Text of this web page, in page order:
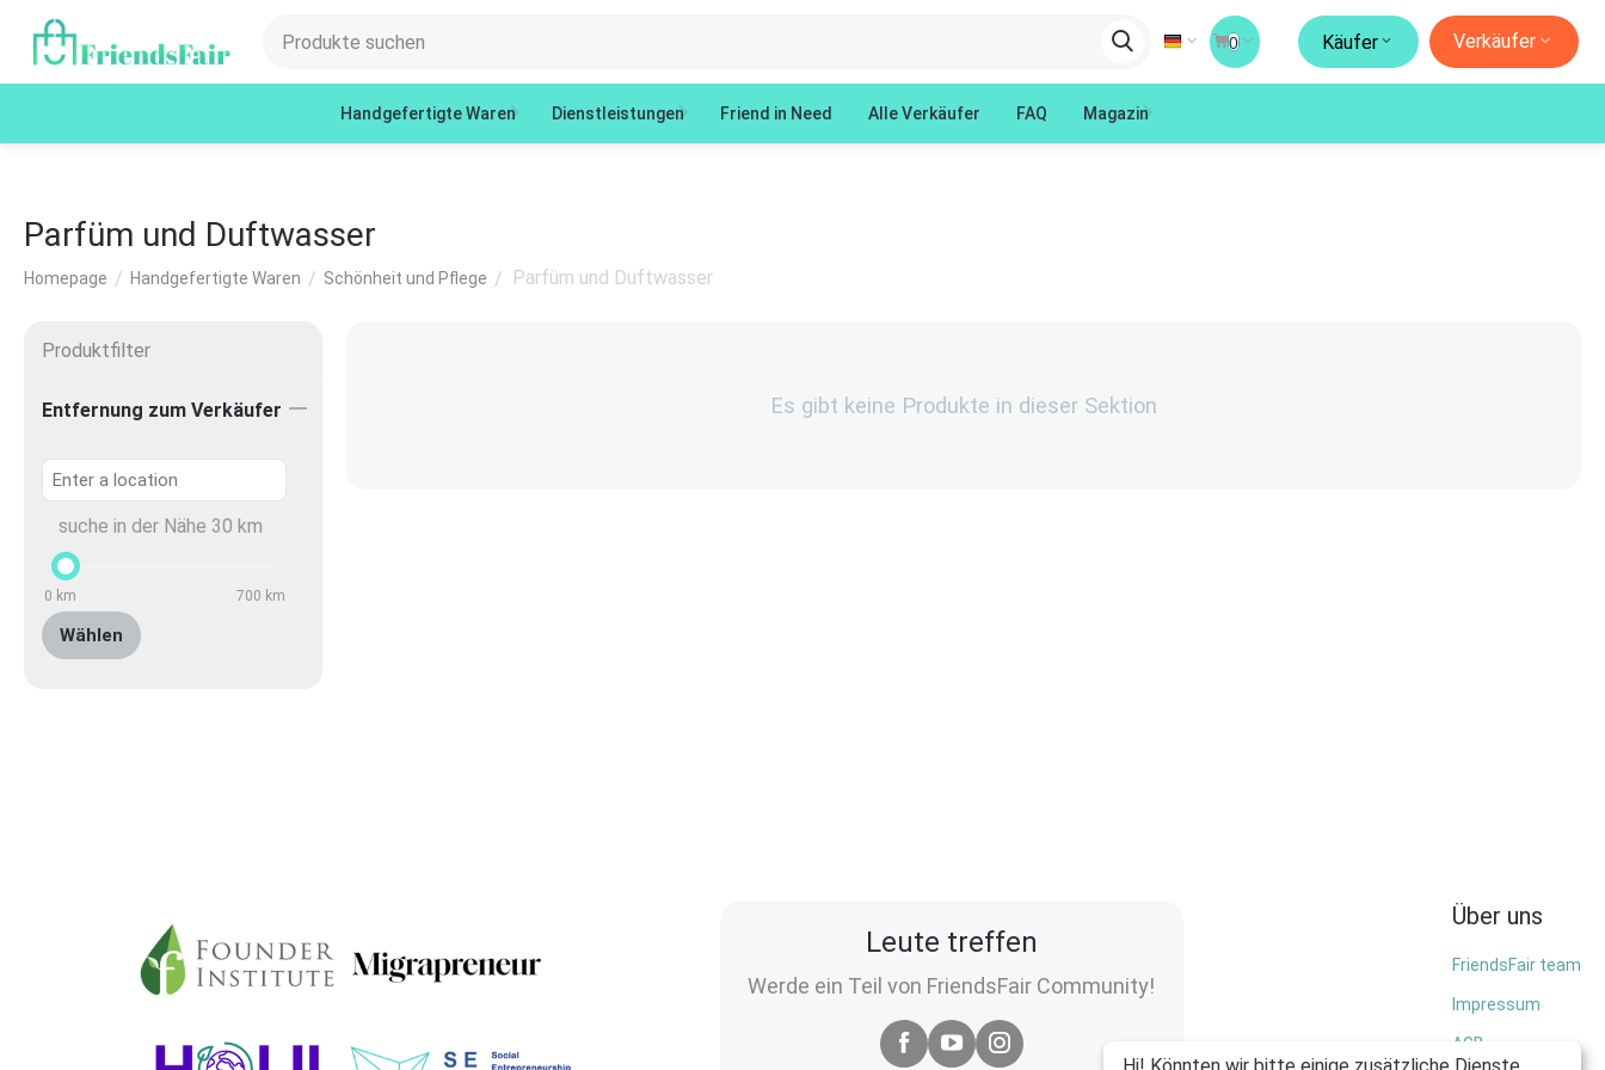
0 Käufer Verkäufer
Handgefertigte Waren Dienstleistungen Friend in Need Alle Verkäufer FAQ Magazin
Parfüm und Duftwasser
Homepage / Handgefertigte Waren / Schönheit und Pflege / Parfüm und Duftwasser
Es gibt keine Produkte in dieser Sektion
Produktfilter
Entfernung zum Verkäufer
suche in der Nähe 30 km
0 km 700 km
Wählen
Leute treffen
Werde ein Teil von FriendsFair Community!
Über uns
FriendsFair team
Impressum
AGB